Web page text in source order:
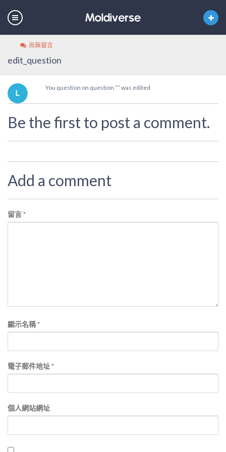
尚無留言
edit_question
You question on question “” was edited
Be the first to post a comment.
Add a comment
留言*
顯示名稱*
電子郵件地址*
個人網站網址